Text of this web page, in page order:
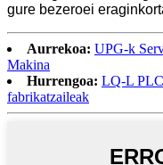
gure bezeroei
Aurrekoa: UPG-k
Makina
Hurrengoa: LQ-L
fabrikatzaileak